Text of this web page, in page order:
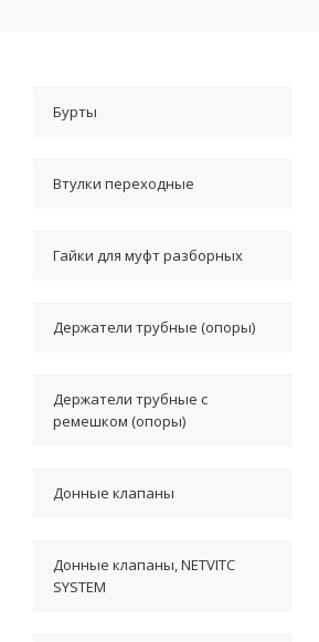
Бурты
Втулки переходные
Гайки для муфт разборных
Держатели трубные (опоры)
Держатели трубные с
ремешком (опоры)
Донные клапаны
Донные клапаны, NETVITC
SYSTEM